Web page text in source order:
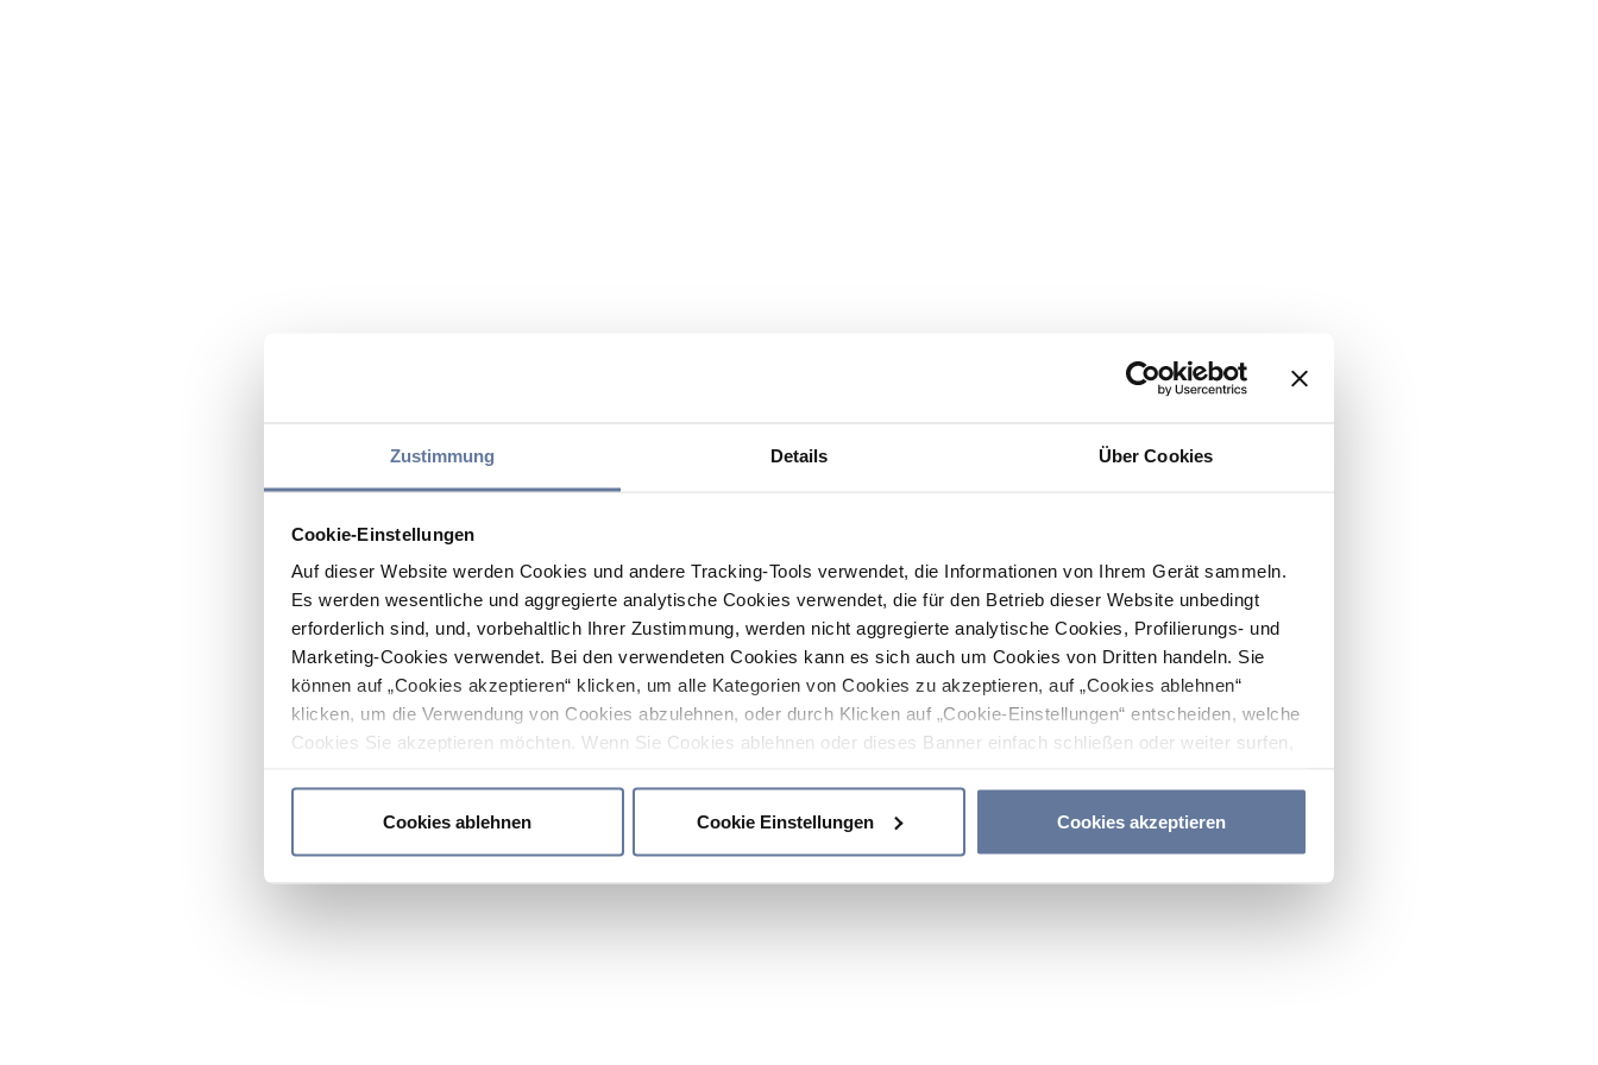
Zustimmung Details Über Cookies
Cookie-Einstellungen
Auf dieser Website werden Cookies und andere Tracking-Tools verwendet, die Informationen von Ihrem Gerät sammeln.
Es werden wesentliche und aggregierte analytische Cookies verwendet, die für den Betrieb dieser Website unbedingt
erforderlich sind, und, vorbehaltlich Ihrer Zustimmung, werden nicht aggregierte analytische Cookies, Profilierungs- und
Marketing-Cookies verwendet. Bei den verwendeten Cookies kann es sich auch um Cookies von Dritten handeln. Sie
können auf „Cookies akzeptieren“ klicken, um alle Kategorien von Cookies zu akzeptieren, auf „Cookies ablehnen“
klicken, um die Verwendung von Cookies abzulehnen, oder durch Klicken auf „Cookie-Einstellungen“ entscheiden, welche
Cookies Sie akzeptieren möchten. Wenn Sie Cookies ablehnen oder dieses Banner einfach schließen oder weiter surfen,
Cookies ablehnen
Cookie Einstellungen Cookies akzeptieren